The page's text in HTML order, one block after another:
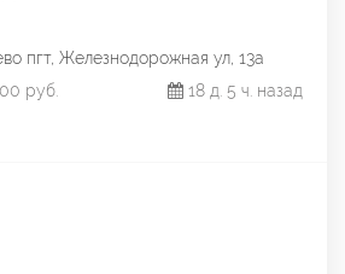
пгт, Железнодорожная ул, 13а
руб.
18 д. 5 ч. назад